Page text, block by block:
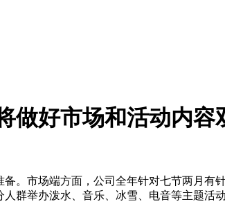
做好市场和活动内容
。市场端方面，公司全年针对七节两月
群举办泼水、音乐、冰雪、电音等主题活